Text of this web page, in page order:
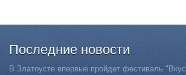
Последние новости
В Златоусте впервые пройдет фестиваль "Вкус